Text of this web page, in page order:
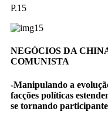
P.15
NEGÓCIOS DA
COMUNISTA
-Manipulando a
facções políticas
se tornando